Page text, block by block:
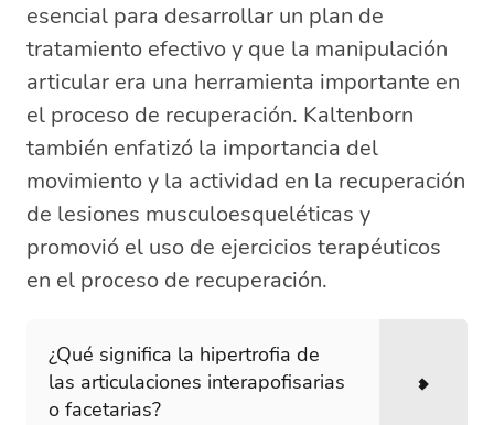
esencial para desarrollar un plan de
tratamiento efectivo y que la manipulación
articular era una herramienta importante en
el proceso de recuperación. Kaltenborn
también enfatizó la importancia del
movimiento y la actividad en la recuperación
de lesiones musculoesqueléticas y
promovió el uso de ejercicios terapéuticos
en el proceso de recuperación.
¿Qué significa la hipertrofia de
las articulaciones interapofisarias
o facetarias?